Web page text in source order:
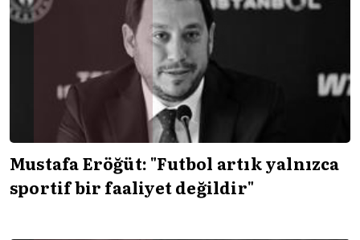
Mustafa Eröğüt: "Futbol artık yalnızca
sportif bir faaliyet değildir"